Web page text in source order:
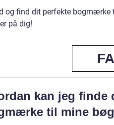
og find dit perfekte bogmærke
på dig!
kan jeg finde
til mine